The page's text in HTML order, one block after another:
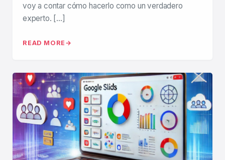
voy a contar cómo hacerlo como un verdadero
experto. […]
READ MORE